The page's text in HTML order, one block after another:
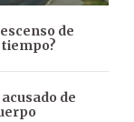
de
tiempo?
de